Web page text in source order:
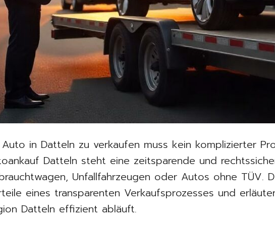
Auto in Datteln zu verkaufen muss kein komplizierter
Datteln steht eine zeitsparende und
Unfallfahrzeugen oder Autos ohne TÜV.
eines transparenten Verkaufsprozesses und
Datteln effizient abläuft.